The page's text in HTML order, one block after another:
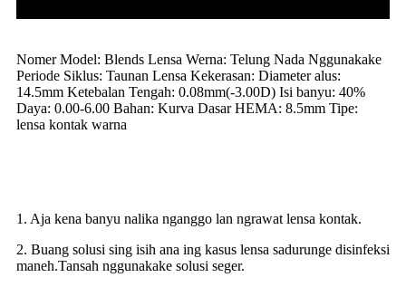
Nomer Model: Blends Lensa Werna: Telung Nada Nggunakake
Periode Siklus: Taunan Lensa Kekerasan: Diameter alus:
14.5mm Ketebalan Tengah: 0.08mm(-3.00D) Isi banyu: 40%
Daya: 0.00-6.00 Bahan: Kurva Dasar HEMA: 8.5mm Tipe:
lensa kontak warna
1. Aja kena banyu nalika nganggo lan ngrawat lensa kontak.
2. Buang solusi sing isih ana ing kasus lensa sadurunge disinfeksi
maneh.Tansah nggunakake solusi seger.